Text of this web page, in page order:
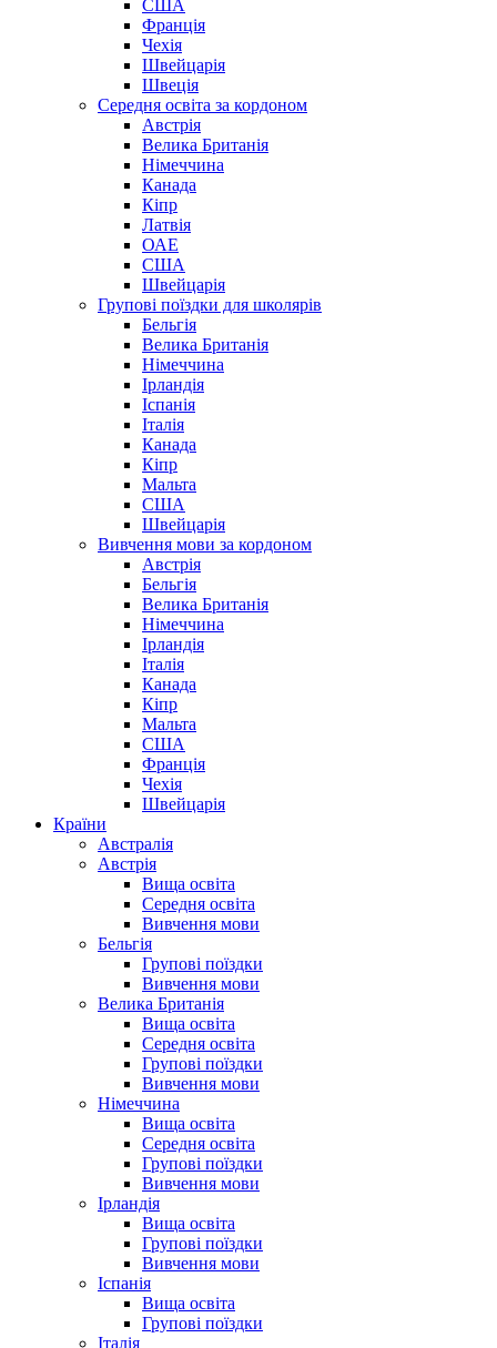
США
Франція
Чехія
Швейцарія
Швеція
Середня освіта за кордоном
Австрія
Велика Британія
Німеччина
Канада
Кіпр
Латвія
ОАЕ
США
Швейцарія
Групові поїздки для школярів
Бельгія
Велика Британія
Німеччина
Ірландія
Іспанія
Італія
Канада
Кіпр
Мальта
США
Швейцарія
Вивчення мови за кордоном
Австрія
Бельгія
Велика Британія
Німеччина
Ірландія
Італія
Канада
Кіпр
Мальта
США
Франція
Чехія
Швейцарія
Країни
Австралія
Австрія
Вища освіта
Середня освіта
Вивчення мови
Бельгія
Групові поїздки
Вивчення мови
Велика Британія
Вища освіта
Середня освіта
Групові поїздки
Вивчення мови
Німеччина
Вища освіта
Середня освіта
Групові поїздки
Вивчення мови
Ірландія
Вища освіта
Групові поїздки
Вивчення мови
Іспанія
Вища освіта
Групові поїздки
Італія